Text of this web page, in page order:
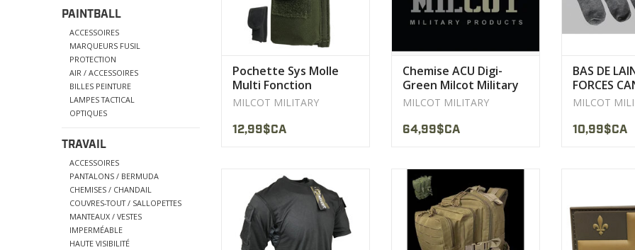
PAINTBALL
ACCESSOIRES
MARQUEURS FUSIL
PROTECTION
AIR / ACCESSOIRES
BILLES PEINTURE
LAMPES TACTICAL
OPTIQUES
TRAVAIL
ACCESSOIRES
PANTALONS / BERMUDA
CHEMISES / CHANDAIL
COUVRES-TOUT / SALLOPETTES
MANTEAUX / VESTES
IMPERMÉABLE
HAUTE VISIBILITÉ
Pochette Sys Molle
Multi Fonction
Couteaux MILCOT
MILCOT MILITARY
12,99$CA
Chemise ACU Digi-
Green Milcot Military
MILCOT MILITARY
64,99$CA
BAS DE
FORCES
MILCOT
10,99$CA
Empiècements en Mesh sous les
bras extensible pour la
dissipation de la chaleur et de
l'humidité
AFFICHER LE PRODUIT
Doublure: 100% Polyester.
Rembourrage : mousse EVA (550
g/qm)
AFFICHER LE PRODUIT AFFICHER